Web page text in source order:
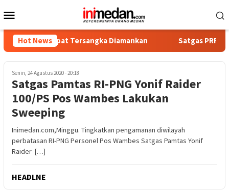
ke
Mobile
Hot News
Empat Tersangka Diamankan Satgas PRR Pacu
Senin, 24 Agustus 2020 - 20:18
Satgas Pamtas RI-PNG Yonif Raider
100/PS Pos Wambes Lakukan
Sweeping
Inimedan.com,Minggu. Tingkatkan pengamanan diwilayah
perbatasan RI-PNG Personel Pos Wambes Satgas Pamtas Yonif
Raider […]
HEADLNE